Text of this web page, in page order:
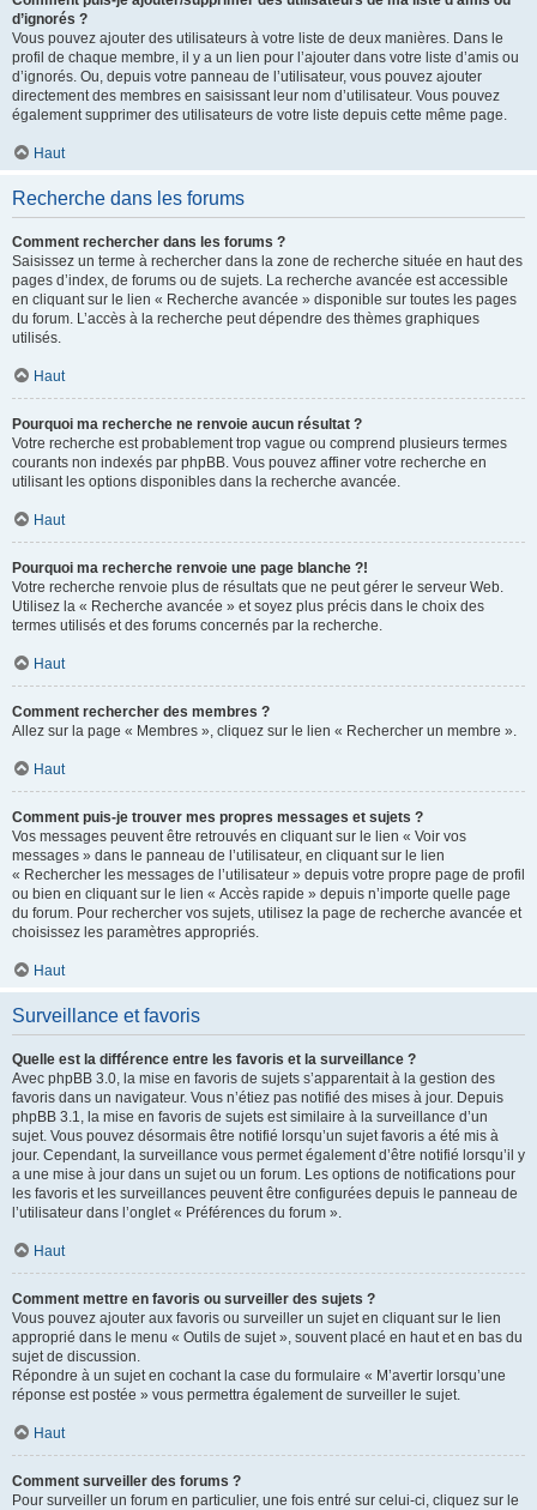
d’ignorés ?
Vous pouvez ajouter des utilisateurs à votre liste de deux manières. Dans le
profil de chaque membre, il y a un lien pour l’ajouter dans votre liste d’amis ou
d’ignorés. Ou, depuis votre panneau de l’utilisateur, vous pouvez ajouter
directement des membres en saisissant leur nom d’utilisateur. Vous pouvez
également supprimer des utilisateurs de votre liste depuis cette même page.
Haut
Recherche dans les forums
Comment rechercher dans les forums ?
Saisissez un terme à rechercher dans la zone de recherche située en haut des
pages d’index, de forums ou de sujets. La recherche avancée est accessible
en cliquant sur le lien « Recherche avancée » disponible sur toutes les pages
du forum. L’accès à la recherche peut dépendre des thèmes graphiques
utilisés.
Haut
Pourquoi ma recherche ne renvoie aucun résultat ?
Votre recherche est probablement trop vague ou comprend plusieurs termes
courants non indexés par phpBB. Vous pouvez affiner votre recherche en
utilisant les options disponibles dans la recherche avancée.
Haut
Pourquoi ma recherche renvoie une page blanche ?!
Votre recherche renvoie plus de résultats que ne peut gérer le serveur Web.
Utilisez la « Recherche avancée » et soyez plus précis dans le choix des
termes utilisés et des forums concernés par la recherche.
Haut
Comment rechercher des membres ?
Allez sur la page « Membres », cliquez sur le lien « Rechercher un membre ».
Haut
Comment puis-je trouver mes propres messages et sujets ?
Vos messages peuvent être retrouvés en cliquant sur le lien « Voir vos
messages » dans le panneau de l’utilisateur, en cliquant sur le lien
« Rechercher les messages de l’utilisateur » depuis votre propre page de profil
ou bien en cliquant sur le lien « Accès rapide » depuis n’importe quelle page
du forum. Pour rechercher vos sujets, utilisez la page de recherche avancée et
choisissez les paramètres appropriés.
Haut
Surveillance et favoris
Quelle est la différence entre les favoris et la surveillance ?
Avec phpBB 3.0, la mise en favoris de sujets s’apparentait à la gestion des
favoris dans un navigateur. Vous n’étiez pas notifié des mises à jour. Depuis
phpBB 3.1, la mise en favoris de sujets est similaire à la surveillance d’un
sujet. Vous pouvez désormais être notifié lorsqu’un sujet favoris a été mis à
jour. Cependant, la surveillance vous permet également d’être notifié lorsqu’il y
a une mise à jour dans un sujet ou un forum. Les options de notifications pour
les favoris et les surveillances peuvent être configurées depuis le panneau de
l’utilisateur dans l’onglet « Préférences du forum ».
Haut
Comment mettre en favoris ou surveiller des sujets ?
Vous pouvez ajouter aux favoris ou surveiller un sujet en cliquant sur le lien
approprié dans le menu « Outils de sujet », souvent placé en haut et en bas du
sujet de discussion.
Répondre à un sujet en cochant la case du formulaire « M’avertir lorsqu’une
réponse est postée » vous permettra également de surveiller le sujet.
Haut
Comment surveiller des forums ?
Pour surveiller un forum en particulier, une fois entré sur celui-ci, cliquez sur le